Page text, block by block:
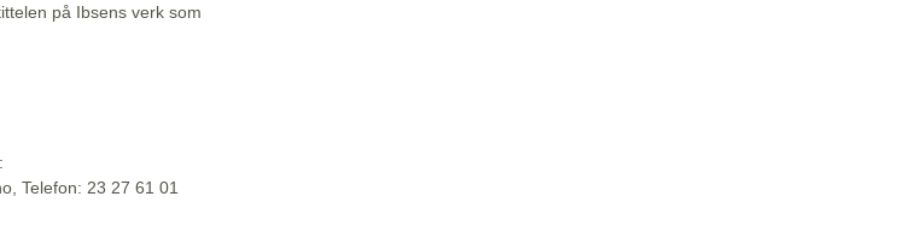
på Ibsens verk som
Telefon: 23 27 61 01